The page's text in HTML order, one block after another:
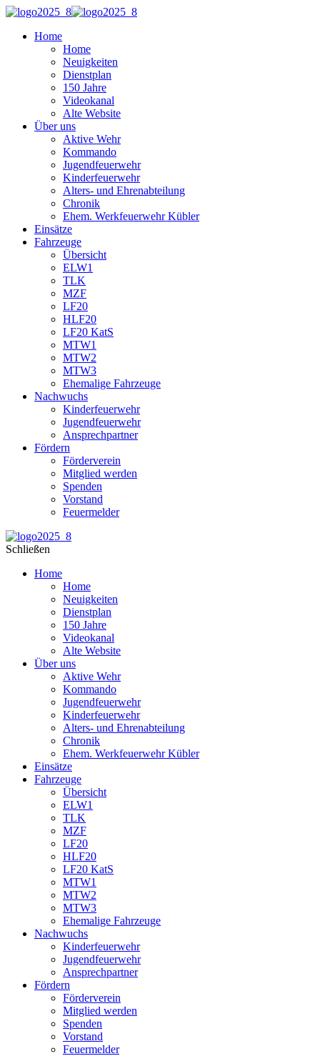
Home
Home
Neuigkeiten
Dienstplan
150 Jahre
Videokanal
Alte Website
Über uns
Aktive Wehr
Kommando
Jugendfeuerwehr
Kinderfeuerwehr
Alters- und Ehrenabteilung
Chronik
Ehem. Werkfeuerwehr Kübler
Einsätze
Fahrzeuge
Übersicht
ELW1
TLK
MZF
LF20
HLF20
LF20 KatS
MTW1
MTW2
MTW3
Ehemalige Fahrzeuge
Nachwuchs
Kinderfeuerwehr
Jugendfeuerwehr
Ansprechpartner
Fördern
Förderverein
Mitglied werden
Spenden
Vorstand
Feuermelder
Schließen
Home
Home
Neuigkeiten
Dienstplan
150 Jahre
Videokanal
Alte Website
Über uns
Aktive Wehr
Kommando
Jugendfeuerwehr
Kinderfeuerwehr
Alters- und Ehrenabteilung
Chronik
Ehem. Werkfeuerwehr Kübler
Einsätze
Fahrzeuge
Übersicht
ELW1
TLK
MZF
LF20
HLF20
LF20 KatS
MTW1
MTW2
MTW3
Ehemalige Fahrzeuge
Nachwuchs
Kinderfeuerwehr
Jugendfeuerwehr
Ansprechpartner
Fördern
Förderverein
Mitglied werden
Spenden
Vorstand
Feuermelder